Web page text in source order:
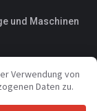
und Maschinen
Verwendung von
Daten zu.